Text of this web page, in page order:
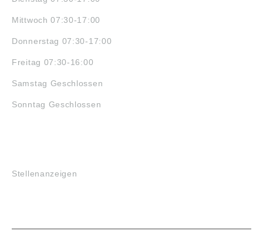
Mittwoch 07:30-17:00
Donnerstag 07:30-17:00
Freitag 07:30-16:00
Samstag Geschlossen
Sonntag Geschlossen
Stellenanzeigen